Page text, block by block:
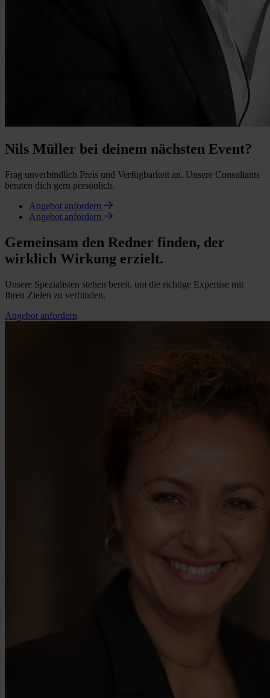
Nils Müller bei deinem nächsten Event?
Frag unverbindlich Preis und Verfügbarkeit an. Unsere Consultants
beraten dich gern persönlich.
Angebot anfordern
Angebot anfordern
Gemeinsam den Redner finden, der
wirklich Wirkung erzielt.
Unsere Spezialisten stehen bereit, um die richtige Expertise mit
Ihren Zielen zu verbinden.
Angebot anfordern